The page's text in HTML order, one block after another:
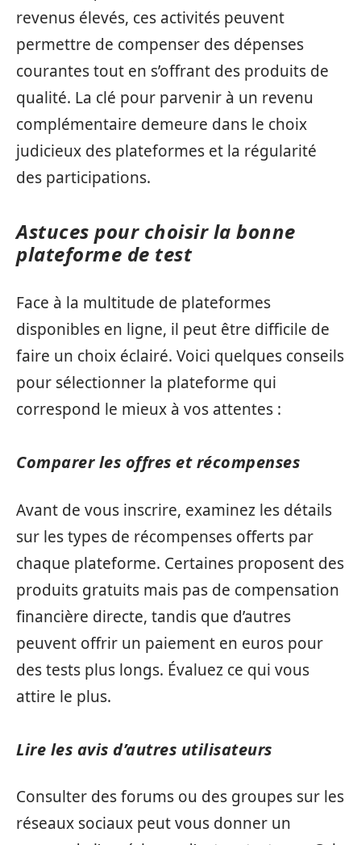
revenus élevés, ces activités peuvent
permettre de compenser des dépenses
courantes tout en s’offrant des produits de
qualité. La clé pour parvenir à un revenu
complémentaire demeure dans le choix
judicieux des plateformes et la régularité
des participations.
Astuces pour choisir la bonne
plateforme de test
Face à la multitude de plateformes
disponibles en ligne, il peut être difficile de
faire un choix éclairé. Voici quelques conseils
pour sélectionner la plateforme qui
correspond le mieux à vos attentes :
Comparer les offres et récompenses
Avant de vous inscrire, examinez les détails
sur les types de récompenses offerts par
chaque plateforme. Certaines proposent des
produits gratuits mais pas de compensation
financière directe, tandis que d’autres
peuvent offrir un paiement en euros pour
des tests plus longs. Évaluez ce qui vous
attire le plus.
Lire les avis d’autres utilisateurs
Consulter des forums ou des groupes sur les
réseaux sociaux peut vous donner un